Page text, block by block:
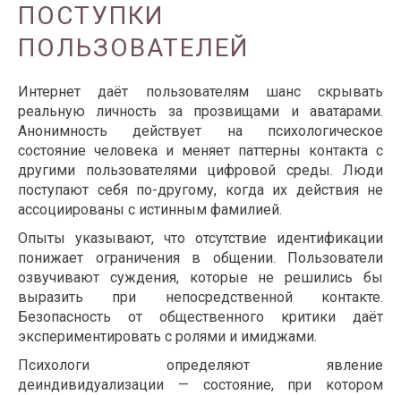
ПОСТУПКИ
ПОЛЬЗОВАТЕЛЕЙ
Интернет даёт пользователям шанс скрывать
реальную личность за прозвищами и аватарами.
Анонимность действует на психологическое
состояние человека и меняет паттерны контакта с
другими пользователями цифровой среды. Люди
поступают себя по-другому, когда их действия не
ассоциированы с истинным фамилией.
Опыты указывают, что отсутствие идентификации
понижает ограничения в общении. Пользователи
озвучивают суждения, которые не решились бы
выразить при непосредственной контакте.
Безопасность от общественного критики даёт
экспериментировать с ролями и имиджами.
Психологи определяют явление
деиндивидуализации — состояние, при котором